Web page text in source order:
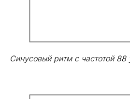
Синусовый ритм с частотой 88